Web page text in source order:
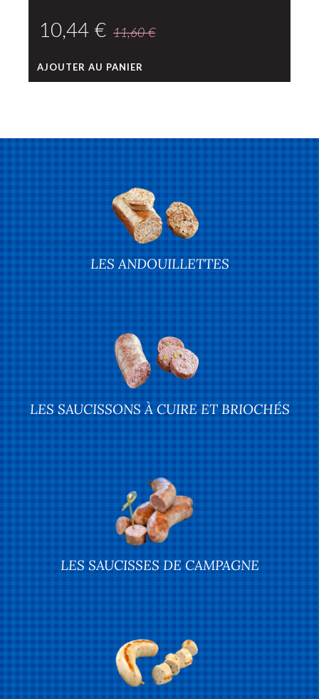
10,44 € 11,60€
AJOUTER AU PANIER
LES ANDOUILLETTES
LES SAUCISSONS À CUIRE ET BRIOCHÉS
LES SAUCISSES DE CAMPAGNE